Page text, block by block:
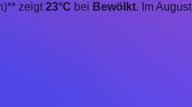
zeigt23°C bei Bewölkt. Im